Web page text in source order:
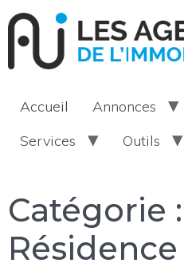
Accueil Annonces
Services
Outils
Catégorie :